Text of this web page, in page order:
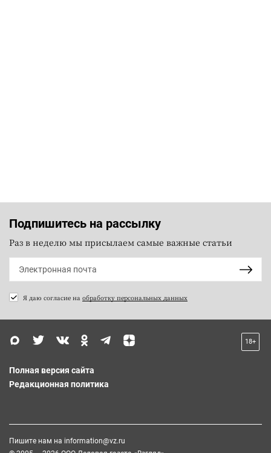
Подпишитесь на рассылку
Раз в неделю мы присылаем самые важные статьи
Я даю согласие на обработку персональных данных
18+
Полная версия сайта
Редакционная политика
Пишите нам на information@vz.ru